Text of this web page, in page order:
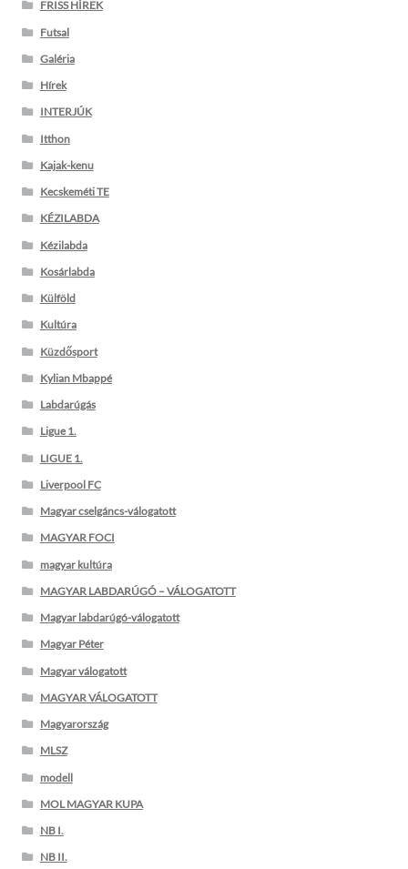
FRISS HÍREK
Futsal
Galéria
Hírek
INTERJÚK
Itthon
Kajak-kenu
Kecskeméti TE
KÉZILABDA
Kézilabda
Kosárlabda
Külföld
Kultúra
Küzdősport
Kylian Mbappé
Labdarúgás
Ligue 1.
LIGUE 1.
Liverpool FC
Magyar cselgáncs-válogatott
MAGYAR FOCI
magyar kultúra
MAGYAR LABDARÚGÓ – VÁLOGATOTT
Magyar labdarúgó-válogatott
Magyar Péter
Magyar válogatott
MAGYAR VÁLOGATOTT
Magyarország
MLSZ
modell
MOL MAGYAR KUPA
NB I.
NB II.